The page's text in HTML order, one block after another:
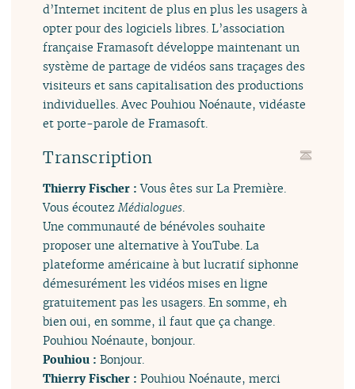
d’Internet incitent de plus en plus les usagers à
opter pour des logiciels libres. L’association
française Framasoft développe maintenant un
système de partage de vidéos sans traçages des
visiteurs et sans capitalisation des productions
individuelles. Avec Pouhiou Noénaute, vidéaste
et porte-parole de Framasoft.
Transcription
Thierry Fischer :Vous êtes sur La Première.
Vous écoutezMédialogues.
Une communauté de bénévoles souhaite
proposer une alternative à YouTube. La
plateforme américaine à but lucratif siphonne
démesurément les vidéos mises en ligne
gratuitement pas les usagers. En somme, eh
bien oui, en somme, il faut que ça change.
Pouhiou Noénaute, bonjour.
Pouhiou :Bonjour.
Thierry Fischer :Pouhiou Noénaute, merci